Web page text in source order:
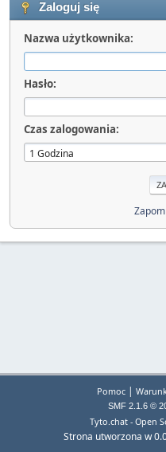
Zaloguj się
Nazwa użytkownika:
Hasło:
Czas zalogowania:
Pomoc|
SMF 2.1.6 ©
Tyto.chat - Open
Strona utworzona w